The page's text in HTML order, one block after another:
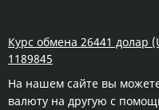
Курс обмена 26441 долар
1189845
На нашем сайте вы
валюту на другую с